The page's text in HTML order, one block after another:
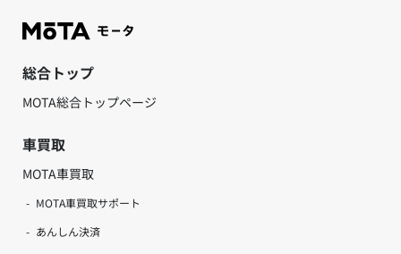
総合トップ
MOTA総合トップページ
車買取
MOTA車買取
MOTA車買取サポート
あんしん決済